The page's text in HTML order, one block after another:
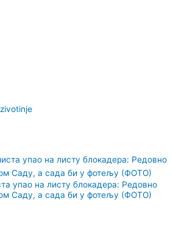
упао на листу блокадера: Редовно
Саду, а сада би у фотељу (ФОТО)